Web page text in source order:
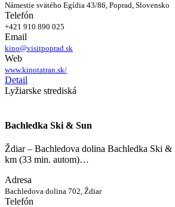
Námestie svätého Egídia 43/86, Poprad, Slovensko
Telefón
+421 910 890 025
Email
kino@visitpoprad.sk
Web
www.kinotatran.sk/
Detail
Lyžiarske strediská
Bachledka Ski & Sun
Ždiar – Bachledova dolina Bachledka Ski &
km (33 min. autom)…
Adresa
Bachledova dolina 702, Ždiar
Telefón